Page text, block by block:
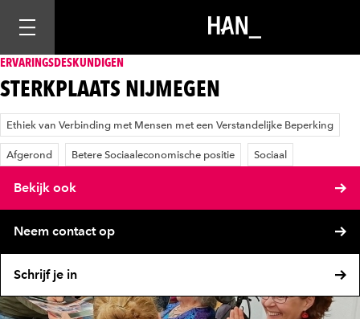
Mobiele navigatie openen
ERVARINGSDESKUNDIGEN
STERKPLAATS NIJMEGEN
Ethiek van Verbinding met Mensen met een Verstandelijke Beperking
Afgerond Betere Sociaaleconomische positie Sociaal
Bekijk ook
Neem contact op
Schrijf je in